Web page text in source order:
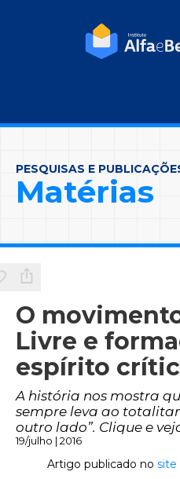
PESQUISAS E
Matérias
O
Livre e
espírito
A história nos mostra
sempre leva ao
outro lado”. Clique e
19/julho | 2016
Artigo publicado no site